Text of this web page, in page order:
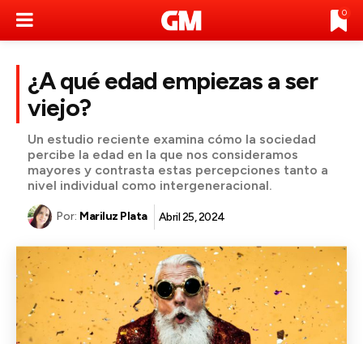
0
¿A qué edad empiezas a ser
viejo?
Un estudio reciente examina cómo la sociedad
percibe la edad en la que nos consideramos
mayores y contrasta estas percepciones tanto a
nivel individual como intergeneracional.
Por: Mariluz Plata Abril 25, 2024